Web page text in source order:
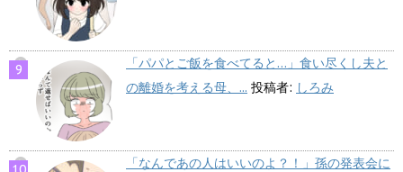
「パパとご飯を食べてると…」食い尽くし夫と
の離婚を考える母、... 投稿者: しろみ
「なんであの人はいいのよ？！」孫の発表会に